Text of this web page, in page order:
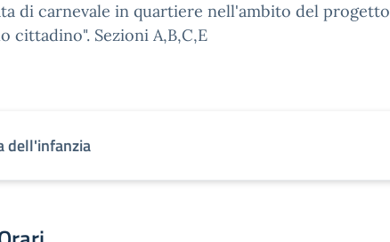
di carnevale in quartiere nell'ambito del progetto
cittadino". Sezioni A,B,C,E
dell'infanzia